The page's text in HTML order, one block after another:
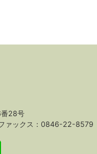
28号
ァックス：0846-22-8579